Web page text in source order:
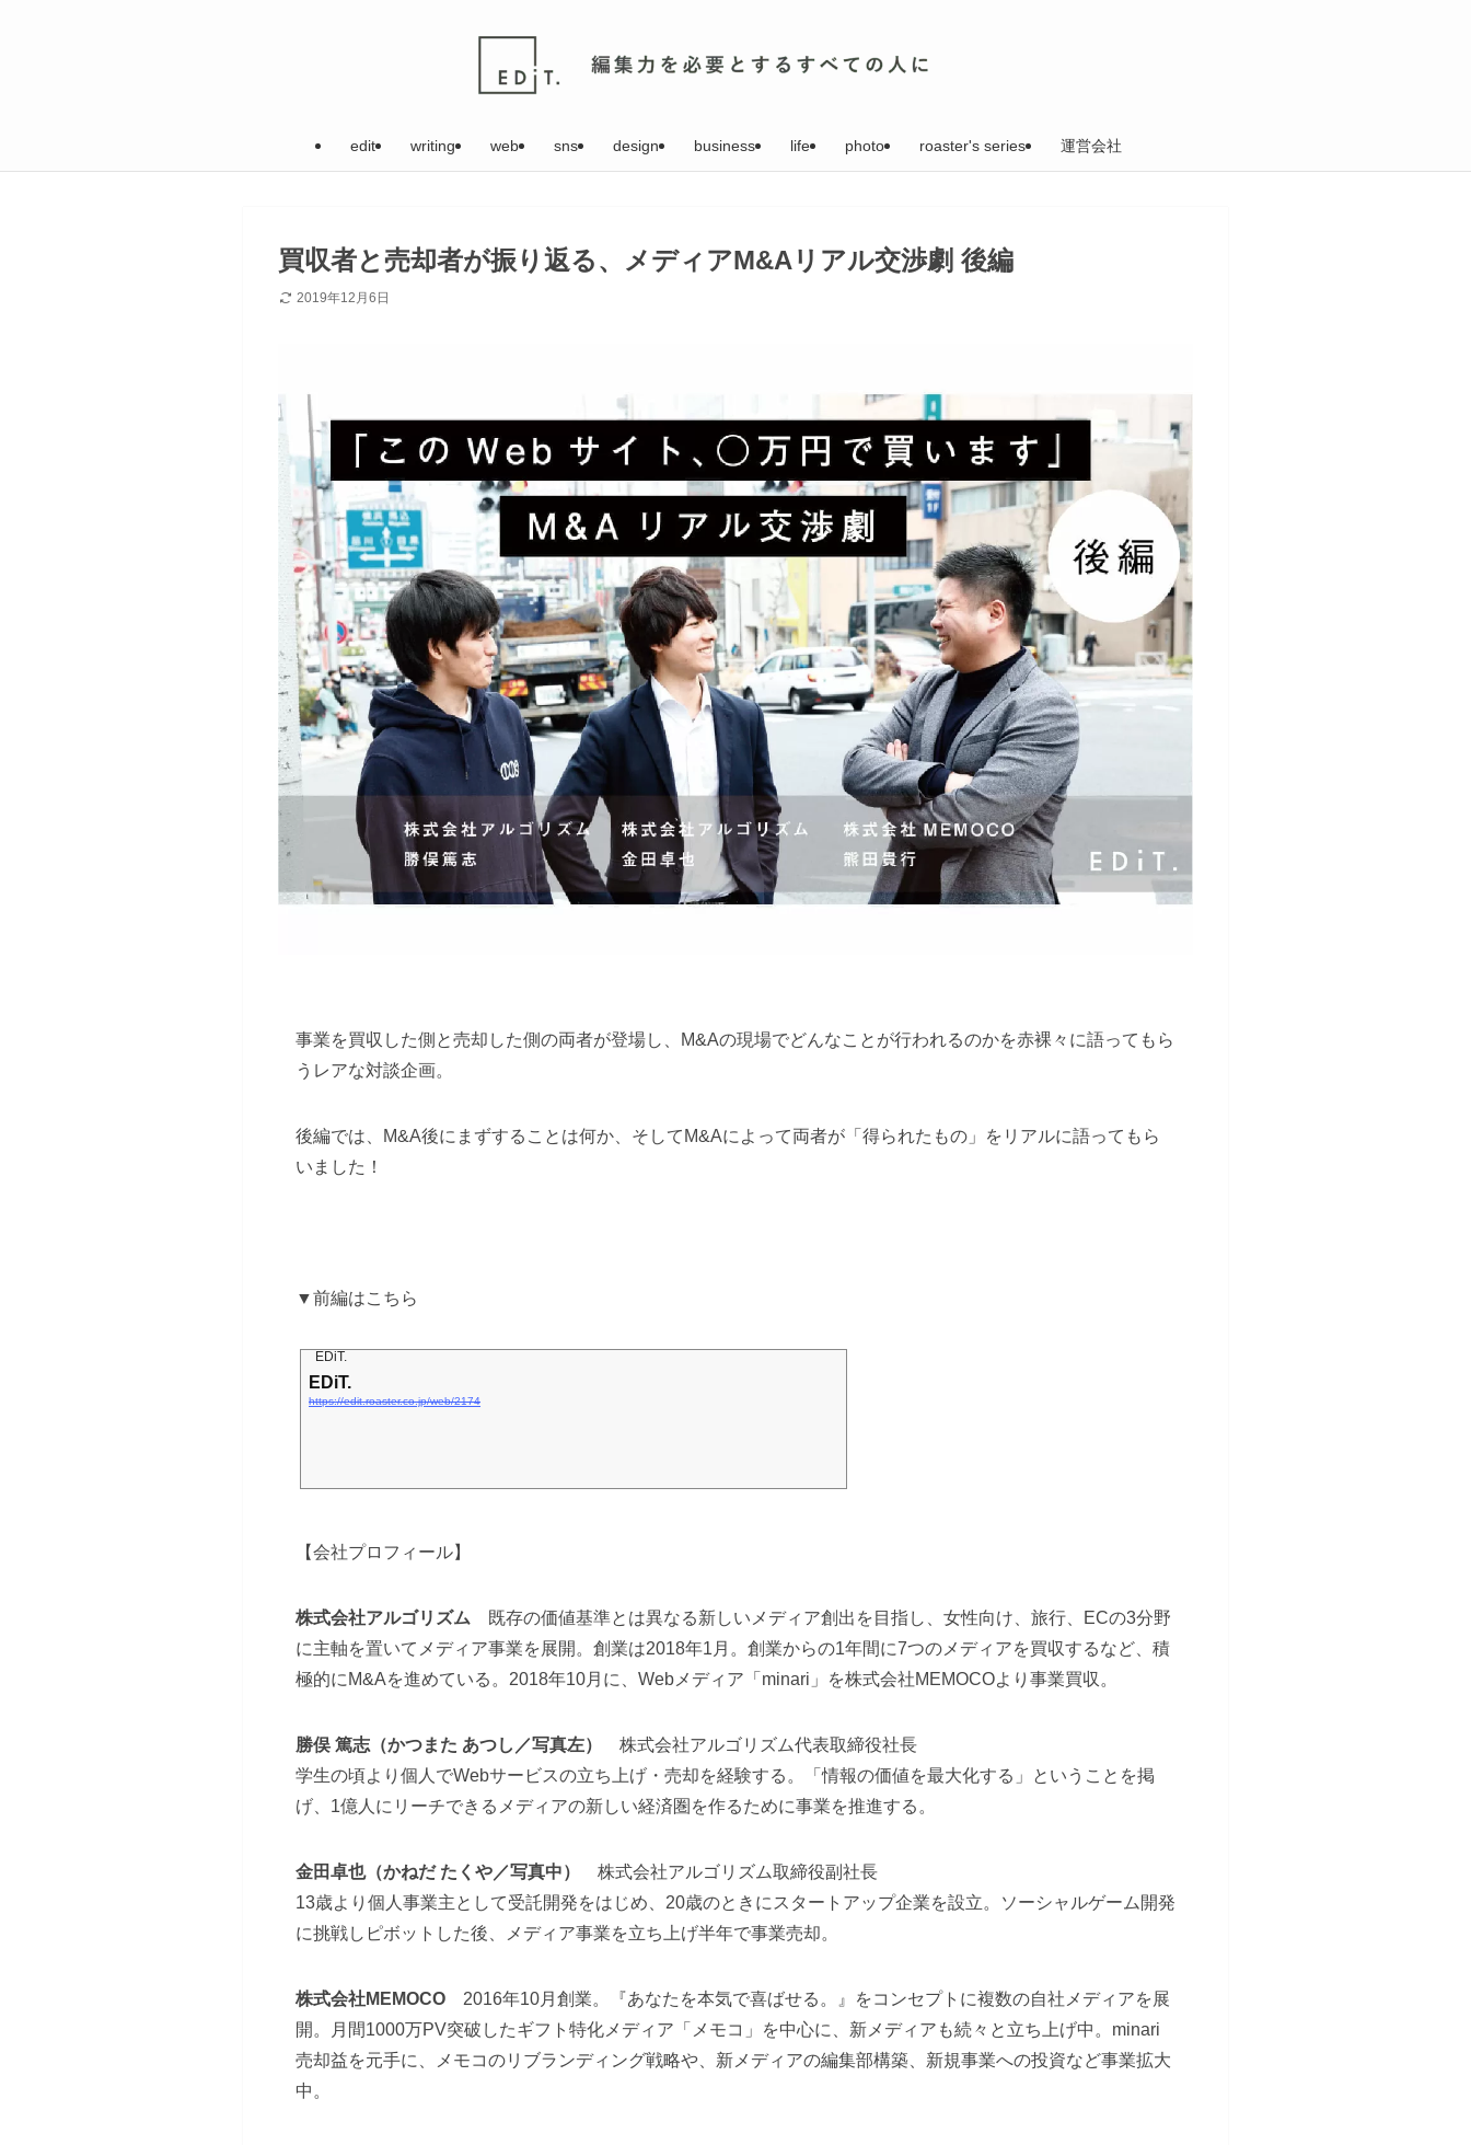
edit writing web sns design business life photo roaster's series 運営会社
買収者と売却者が振り返る、メディアM&Aリアル交渉劇 後編
2019年12月6日
事業を買収した側と売却した側の両者が登場し、M&Aの現場でどんなことが行われるのかを赤裸々に語ってもら
うレアな対談企画。
後編では、M&A後にまずすることは何か、そしてM&Aによって両者が「得られたもの」をリアルに語ってもら
いました！
▼前編はこちら
EDiT.
EDiT.
https://edit.roaster.co.jp/web/2174
【会社プロフィール】
株式会社アルゴリズム
既存の価値基準とは異なる新しいメディア創出を目指し、女性向け、旅行、ECの3分野
に主軸を置いてメディア事業を展開。創業は2018年1月。創業からの1年間に7つのメディアを買収するなど、積
極的にM&Aを進めている。2018年10月に、Webメディア「minari」を株式会社MEMOCOより事業買収。
勝俣 篤志（かつまた あつし／写真左） 株式会社アルゴリズム代表取締役社長
学生の頃より個人でWebサービスの立ち上げ・売却を経験する。「情報の価値を最大化する」ということを掲
げ、1億人にリーチできるメディアの新しい経済圏を作るために事業を推進する。
金田卓也（かねだ たくや／写真中） 株式会社アルゴリズム取締役副社長
13歳より個人事業主として受託開発をはじめ、20歳のときにスタートアップ企業を設立。ソーシャルゲーム開発
に挑戦しピボットした後、メディア事業を立ち上げ半年で事業売却。
株式会社MEMOCO 2016年10月創業。『あなたを本気で喜ばせる。』をコンセプトに複数の自社メディアを展
開。月間1000万PV突破したギフト特化メディア「メモコ」を中心に、新メディアも続々と立ち上げ中。minari
売却益を元手に、メモコのリブランディング戦略や、新メディアの編集部構築、新規事業への投資など事業拡大
中。